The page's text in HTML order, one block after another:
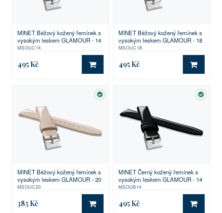
MINET Béžový kožený řemínek s
vysokým leskem GLAMOUR - 14
MSOUC14
495 Kč DO KOŠÍKU
MINET Béžový kožený řemínek s
vysokým leskem GLAMOUR - 18
MSOUC18
495 Kč DO
SKLADEM
MINET Béžový kožený řemínek s
vysokým leskem GLAMOUR - 20
MSOUC20
385 Kč DO KOŠÍKU
MINET Černý kožený řemínek s
vysokým leskem GLAMOUR - 14
MSOUB14
495 Kč DO